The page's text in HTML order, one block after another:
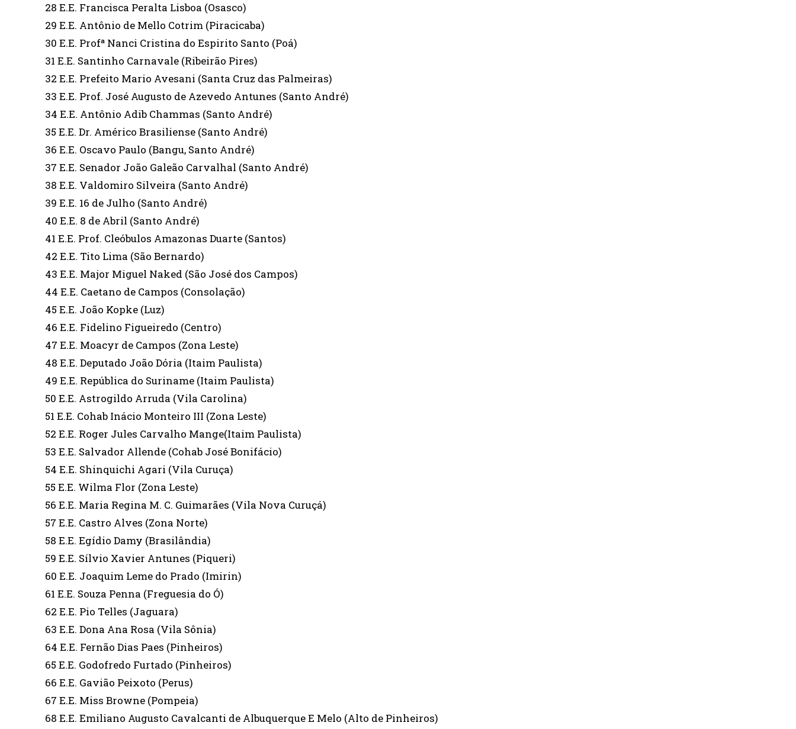
28 E.E. Francisca Peralta Lisboa (Osasco)
29 E.E. Antônio de Mello Cotrim (Piracicaba)
30 E.E. Profª Nanci Cristina do Espirito Santo (Poá)
31 E.E. Santinho Carnavale (Ribeirão Pires)
32 E.E. Prefeito Mario Avesani (Santa Cruz das Palmeiras)
33 E.E. Prof. José Augusto de Azevedo Antunes (Santo André)
34 E.E. Antônio Adib Chammas (Santo André)
35 E.E. Dr. Américo Brasiliense (Santo André)
36 E.E. Oscavo Paulo (Bangu, Santo André)
37 E.E. Senador João Galeão Carvalhal (Santo André)
38 E.E. Valdomiro Silveira (Santo André)
39 E.E. 16 de Julho (Santo André)
40 E.E. 8 de Abril (Santo André)
41 E.E. Prof. Cleóbulos Amazonas Duarte (Santos)
42 E.E. Tito Lima (São Bernardo)
43 E.E. Major Miguel Naked (São José dos Campos)
44 E.E. Caetano de Campos (Consolação)
45 E.E. João Kopke (Luz)
46 E.E. Fidelino Figueiredo (Centro)
47 E.E. Moacyr de Campos (Zona Leste)
48 E.E. Deputado João Dória (Itaim Paulista)
49 E.E. República do Suriname (Itaim Paulista)
50 E.E. Astrogildo Arruda (Vila Carolina)
51 E.E. Cohab Inácio Monteiro III (Zona Leste)
52 E.E. Roger Jules Carvalho Mange(Itaim Paulista)
53 E.E. Salvador Allende (Cohab José Bonifácio)
54 E.E. Shinquichi Agari (Vila Curuça)
55 E.E. Wilma Flor (Zona Leste)
56 E.E. Maria Regina M. C. Guimarães (Vila Nova Curuçá)
57 E.E. Castro Alves (Zona Norte)
58 E.E. Egídio Damy (Brasilândia)
59 E.E. Sílvio Xavier Antunes (Piqueri)
60 E.E. Joaquim Leme do Prado (Imirin)
61 E.E. Souza Penna (Freguesia do Ó)
62 E.E. Pio Telles (Jaguara)
63 E.E. Dona Ana Rosa (Vila Sônia)
64 E.E. Fernão Dias Paes (Pinheiros)
65 E.E. Godofredo Furtado (Pinheiros)
66 E.E. Gavião Peixoto (Perus)
67 E.E. Miss Browne (Pompeia)
68 E.E. Emiliano Augusto Cavalcanti de Albuquerque E Melo (Alto de Pinheiros)